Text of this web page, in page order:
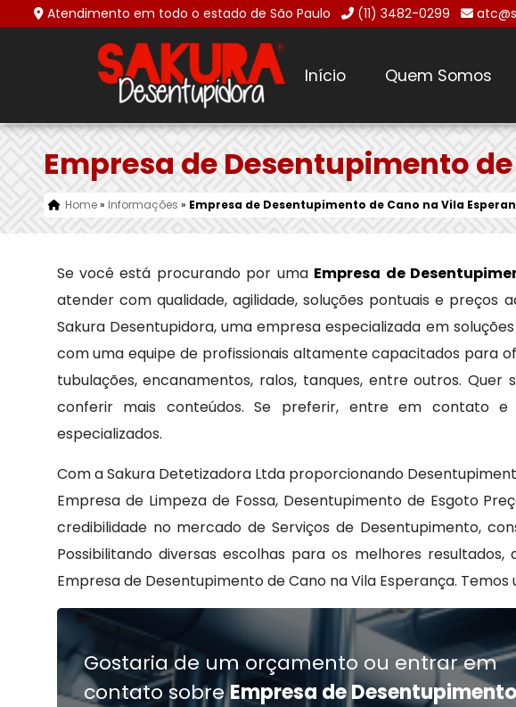
Atendimento em todo o estado de São Paulo (11) 3482-0299
Início Quem Somos
Empresa de Desentupimento
Home» Informações » Empresa de Desentupimento de Cano na Vila
Se você está procurando por uma Empresa de
atender com qualidade, agilidade, soluções pontuais e preços
Sakura Desentupidora, uma empresa especializada em
com uma equipe de profissionais altamente capacitados para
tubulações, encanamentos, ralos, tanques, entre outros.
conferir mais conteúdos. Se preferir, entre em contato
especializados.
Com a Sakura Detetizadora Ltda proporcionando
Empresa de Limpeza de Fossa, Desentupimento de Esgoto
credibilidade no mercado de Serviços de Desentupimento,
Possibilitando diversas escolhas para os melhores
Empresa de Desentupimento de Cano na Vila Esperança.
Gostaria de um orçamento ou entrar em
contato sobreEmpresa de Desentupimento